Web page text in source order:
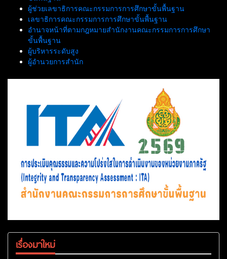
ผู้ช่วยเลขาธิการคณะกรรมการการศึกษาขั้นพื้นฐาน
เลขาธิการคณะกรรมการการศึกษาขั้นพื้นฐาน
อำนาจหน้าที่ตามกฎหมายสำนักงานคณะกรรมการการศึกษา
ขั้นพื้นฐาน
ผู้บริหารระดับสูง
ผู้อำนวยการสำนัก
เรื่องมาใหม่